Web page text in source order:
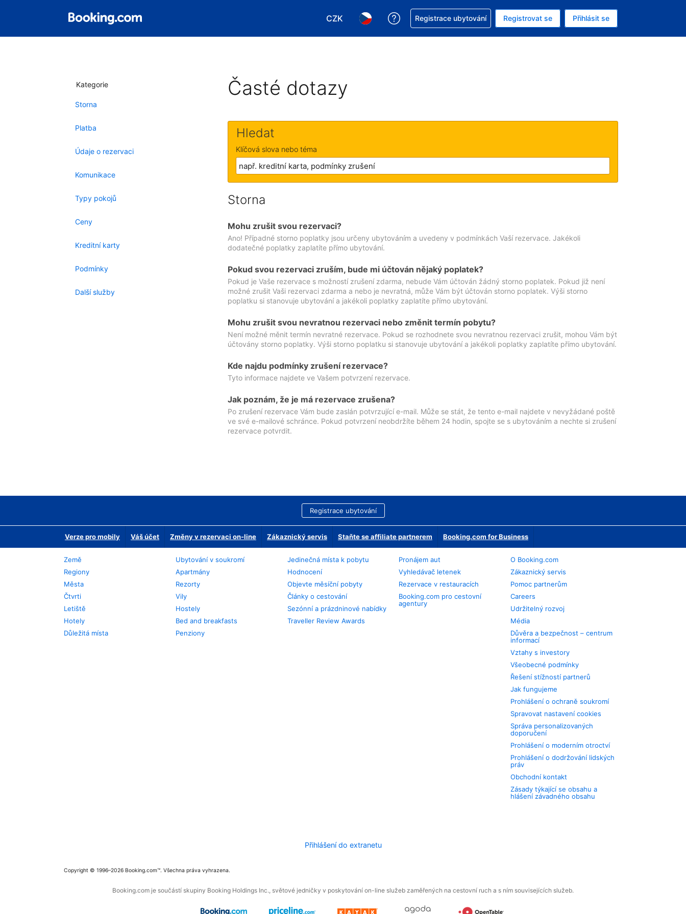
CZK
Vyberte si měnu. Aktuálně zvolená měna: Česká koruna
Vyberte si jazyk. Aktuálně zvolený jazyk: V češtině
Asistence s rezervací
Registrace ubytování Registrovat se Přihlásit se
Kategorie
Storna
Platba
Údaje o rezervaci
Komunikace
Typy pokojů
Ceny
Kreditní karty
Podmínky
Další služby
Časté dotazy
Hledat
Klíčová slova nebo téma
Storna
Mohu zrušit svou rezervaci?
Ano! Případné storno poplatky jsou určeny ubytováním a uvedeny v podmínkách Vaší rezervace. Jakékoli
dodatečné poplatky zaplatíte přímo ubytování.
Pokud svou rezervaci zruším, bude mi účtován nějaký poplatek?
Pokud je Vaše rezervace s možností zrušení zdarma, nebude Vám účtován žádný storno poplatek. Pokud již není
možné zrušit Vaši rezervaci zdarma a nebo je nevratná, může Vám být účtován storno poplatek. Výši storno
poplatku si stanovuje ubytování a jakékoli poplatky zaplatíte přímo ubytování.
Mohu zrušit svou nevratnou rezervaci nebo změnit termín pobytu?
Není možné měnit termín nevratné rezervace. Pokud se rozhodnete svou nevratnou rezervaci zrušit, mohou Vám být
účtovány storno poplatky. Výši storno poplatku si stanovuje ubytování a jakékoli poplatky zaplatíte přímo ubytování.
Kde najdu podmínky zrušení rezervace?
Tyto informace najdete ve Vašem potvrzení rezervace.
Jak poznám, že je má rezervace zrušena?
Po zrušení rezervace Vám bude zaslán potvrzující e-mail. Může se stát, že tento e-mail najdete v nevyžádané poště
ve své e-mailové schránce. Pokud potvrzení neobdržíte během 24 hodin, spojte se s ubytováním a nechte si zrušení
rezervace potvrdit.
Registrace ubytování
Verze pro mobily Váš účet Změny v rezervaci on-line Zákaznický servis Staňte se affiliate partnerem Booking.com for Business
Země
Regiony
Města
Čtvrti
Letiště
Hotely
Důležitá místa
Ubytování v soukromí
Apartmány
Rezorty
Vily
Hostely
Bed and breakfasts
Penziony
Jedinečná místa k pobytu
Hodnocení
Objevte měsíční pobyty
Články o cestování
Sezónní a prázdninové nabídky
Traveller Review Awards
Pronájem aut
Vyhledávač letenek
Rezervace v restauracích
Booking.com pro cestovní
agentury
O Booking.com
Zákaznický servis
Pomoc partnerům
Careers
Udržitelný rozvoj
Média
Důvěra a bezpečnost – centrum
informací
Vztahy s investory
Všeobecné podmínky
Řešení stížností partnerů
Jak fungujeme
Prohlášení o ochraně soukromí
Spravovat nastavení cookies
Správa personalizovaných
doporučení
Prohlášení o moderním otroctví
Prohlášení o dodržování lidských
práv
Obchodní kontakt
Zásady týkající se obsahu a
hlášení závadného obsahu
Přihlášení do extranetu
Copyright © 1996–2026 Booking.com™. Všechna práva vyhrazena.
Booking.com je součástí skupiny Booking Holdings Inc., světové jedničky v poskytování on-line služeb zaměřených na cestovní ruch a s ním souvisejících služeb.